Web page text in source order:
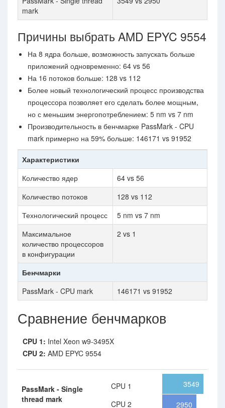
mark
Причины выбрать AMD EPYC 9554
На 8 ядра больше, возможность запускать больше
приложений одновременно: 64 vs 56
На 16 потоков больше: 128 vs 112
Более новый технологический процесс производства
процессора позволяет его сделать более мощным,
но с меньшим энергопотреблением: 5 nm vs 7 nm
Производительность в бенчмарке PassMark - CPU
mark примерно на 59% больше: 146171 vs 91952
Характеристики
Количество ядер
64 vs 56
Количество потоков
128 vs 112
Технологический процесс
5 nm vs 7 nm
Максимальное
количество процессоров
в конфигурации
2 vs 1
Бенчмарки
PassMark - CPU mark
146171 vs 91952
Сравнение бенчмарков
CPU 1: Intel Xeon w9-3495X
CPU 2: AMD EPYC 9554
PassMark - Single
thread mark
CPU 1
CPU 2
3549
2950